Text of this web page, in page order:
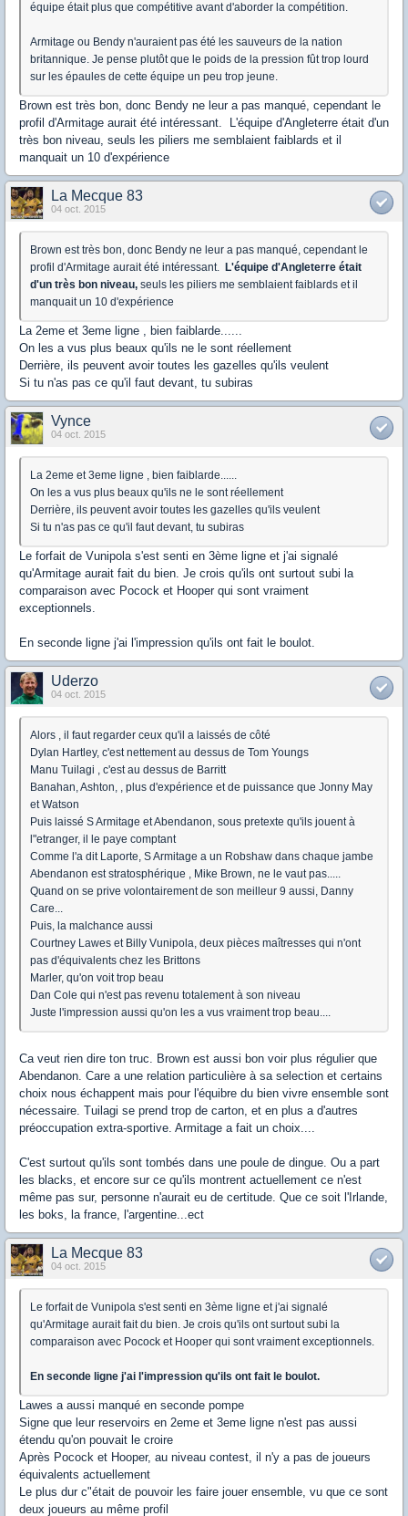
équipe était plus que compétitive avant d'aborder la compétition.
Armitage ou Bendy n'auraient pas été les sauveurs de la nation
britannique. Je pense plutôt que le poids de la pression fût trop lourd
sur les épaules de cette équipe un peu trop jeune.
Brown est très bon, donc Bendy ne leur a pas manqué, cependant le
profil d'Armitage aurait été intéressant. L'équipe d'Angleterre était d'un
très bon niveau, seuls les piliers me semblaient faiblards et il
manquait un 10 d'expérience
La Mecque 83
04 oct. 2015
Brown est très bon, donc Bendy ne leur a pas manqué, cependant le
profil d'Armitage aurait été intéressant. L'équipe d'Angleterre était
d'un très bon niveau, seuls les piliers me semblaient faiblards et il
manquait un 10 d'expérience
La 2eme et 3eme ligne , bien faiblarde......
On les a vus plus beaux qu'ils ne le sont réellement
Derrière, ils peuvent avoir toutes les gazelles qu'ils veulent
Si tu n'as pas ce qu'il faut devant, tu subiras
Vynce
04 oct. 2015
La 2eme et 3eme ligne , bien faiblarde......
On les a vus plus beaux qu'ils ne le sont réellement
Derrière, ils peuvent avoir toutes les gazelles qu'ils veulent
Si tu n'as pas ce qu'il faut devant, tu subiras
Le forfait de Vunipola s'est senti en 3ème ligne et j'ai signalé
qu'Armitage aurait fait du bien. Je crois qu'ils ont surtout subi la
comparaison avec Pocock et Hooper qui sont vraiment
exceptionnels.
En seconde ligne j'ai l'impression qu'ils ont fait le boulot.
Uderzo
04 oct. 2015
Alors , il faut regarder ceux qu'il a laissés de côté
Dylan Hartley, c'est nettement au dessus de Tom Youngs
Manu Tuilagi , c'est au dessus de Barritt
Banahan, Ashton, , plus d'expérience et de puissance que Jonny May
et Watson
Puis laissé S Armitage et Abendanon, sous pretexte qu'ils jouent à
l"etranger, il le paye comptant
Comme l'a dit Laporte, S Armitage a un Robshaw dans chaque jambe
Abendanon est stratosphérique , Mike Brown, ne le vaut pas.....
Quand on se prive volontairement de son meilleur 9 aussi, Danny
Care...
Puis, la malchance aussi
Courtney Lawes et Billy Vunipola, deux pièces maîtresses qui n'ont
pas d'équivalents chez les Brittons
Marler, qu'on voit trop beau
Dan Cole qui n'est pas revenu totalement à son niveau
Juste l'impression aussi qu'on les a vus vraiment trop beau....
Ca veut rien dire ton truc. Brown est aussi bon voir plus régulier que
Abendanon. Care a une relation particulière à sa selection et certains
choix nous échappent mais pour l'équibre du bien vivre ensemble sont
nécessaire. Tuilagi se prend trop de carton, et en plus a d'autres
préoccupation extra-sportive. Armitage a fait un choix....
C'est surtout qu'ils sont tombés dans une poule de dingue. Ou a part
les blacks, et encore sur ce qu'ils montrent actuellement ce n'est
même pas sur, personne n'aurait eu de certitude. Que ce soit l'Irlande,
les boks, la france, l'argentine...ect
La Mecque 83
04 oct. 2015
Le forfait de Vunipola s'est senti en 3ème ligne et j'ai signalé
qu'Armitage aurait fait du bien. Je crois qu'ils ont surtout subi la
comparaison avec Pocock et Hooper qui sont vraiment exceptionnels.
En seconde ligne j'ai l'impression qu'ils ont fait le boulot.
Lawes a aussi manqué en seconde pompe
Signe que leur reservoirs en 2eme et 3eme ligne n'est pas aussi
étendu qu'on pouvait le croire
Après Pocock et Hooper, au niveau contest, il n'y a pas de joueurs
équivalents actuellement
Le plus dur c"était de pouvoir les faire jouer ensemble, vu que ce sont
deux joueurs au même profil